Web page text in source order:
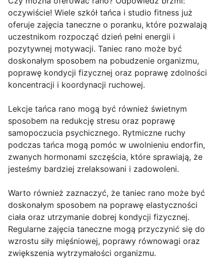
oczywiście! Wiele szkół tańca i studio fitness już
oferuje zajęcia taneczne o poranku, które pozwalają
uczestnikom rozpocząć dzień pełni energii i
pozytywnej motywacji. Taniec rano może być
doskonałym sposobem na pobudzenie organizmu,
poprawę kondycji fizycznej oraz poprawę zdolności
koncentracji i koordynacji ruchowej.
Lekcje tańca rano mogą być również świetnym
sposobem na redukcję stresu oraz poprawę
samopoczucia psychicznego. Rytmiczne ruchy
podczas tańca mogą pomóc w uwolnieniu endorfin,
zwanych hormonami szczęścia, które sprawiają, że
jesteśmy bardziej zrelaksowani i zadowoleni.
Warto również zaznaczyć, że taniec rano może być
doskonałym sposobem na poprawę elastyczności
ciała oraz utrzymanie dobrej kondycji fizycznej.
Regularne zajęcia taneczne mogą przyczynić się do
wzrostu siły mięśniowej, poprawy równowagi oraz
zwiększenia wytrzymałości organizmu.